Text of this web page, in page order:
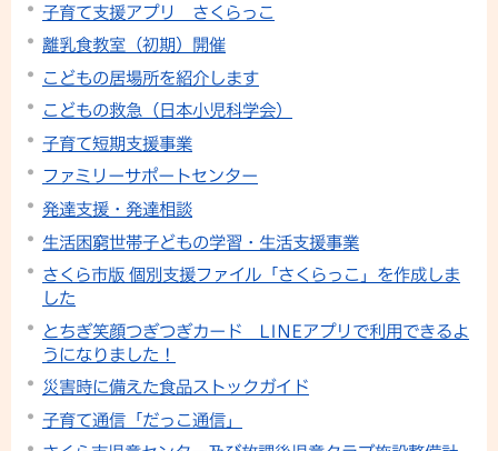
子育て支援アプリ さくらっこ
離乳食教室（初期）開催
こどもの居場所を紹介します
こどもの救急（日本小児科学会）
子育て短期支援事業
ファミリーサポートセンター
発達支援・発達相談
生活困窮世帯子どもの学習・生活支援事業
さくら市版 個別支援ファイル「さくらっこ」を作成しま
した
とちぎ笑顔つぎつぎカード LINEアプリで利用できるよ
うになりました！
災害時に備えた食品ストックガイド
子育て通信「だっこ通信」